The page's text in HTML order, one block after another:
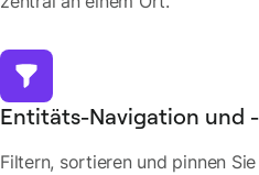
Entitäts-Navigation und
Filtern, sortieren und pinnen